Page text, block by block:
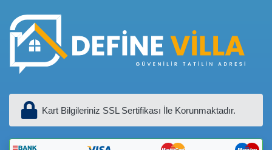
Kart Bilgileriniz SSL Sertifikası İle Korunmaktadır.